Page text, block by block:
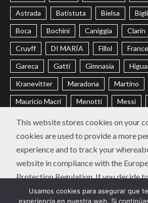
Astrada Batistuta Bielsa
Boca Bochini Caniggia Clarín
Cruyff DI MARÍA Fillol
Gareca Gatti Gimnasia
Kranevitter Maradona Martino
Mauricio Macri Menotti Messi
Passarella Pochettino
Riquelme River Russo Sabella
Selección Argentina Trobbiani
CONTACTO POLÍTICA DE
Instagram
Twitter
Usamos cookies para asegurar que
experiencia en nuestra web. Si
This website stores cookies on your
cookies are used to provide a more
experience and to track your
website in compliance with the
Protection Regulation. If you decide
future tracking, a cookie will be setup